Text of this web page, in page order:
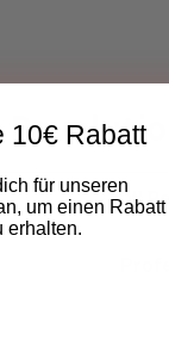
KW
10€ Rabatt
für unseren
um einen Rabatt
erhalten.